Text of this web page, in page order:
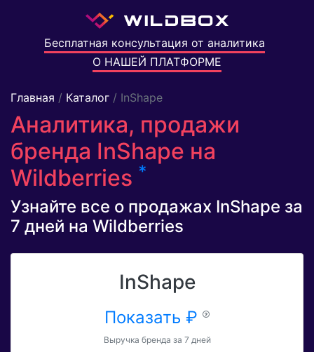
Бесплатная консультация от аналитика
О НАШЕЙ ПЛАТФОРМЕ
Главная / Каталог / InShape
Аналитика, продажи
бренда InShape на
Wildberries *
Узнайте все о продажах InShape за
7 дней на Wildberries
InShape
Показать ₽
Выручка бренда за 7 дней